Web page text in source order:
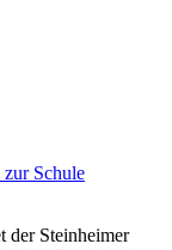
Schule
der Steinheimer